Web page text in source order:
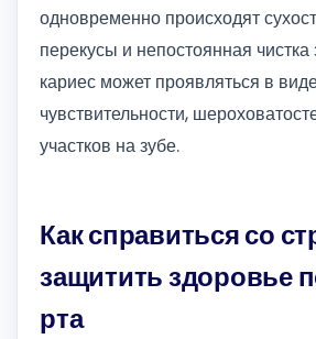
одновременно происходят
перекусы и непостоянная
кариес может проявляться в
чувствительности,
участков на зубе.
Как справиться со
защитить здоровье
рта